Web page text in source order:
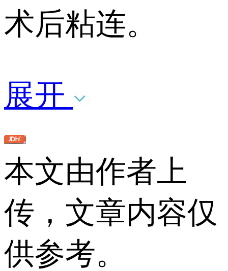
术后粘连。
展开
本文由作者上
传，文章内容仅
供参考。